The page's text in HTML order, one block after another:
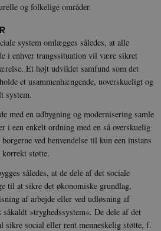
og folkelige områder.
system omlægges således, at alle
i enhver trangssituation vil være sikret
Et højt udviklet samfund som det
et usammenhængende, uoverskueligt og
system.
med en udbygning og modernisering samle
i een enkelt ordning med en så overskuelig
ved henvendelse til kun een instans
støtte.
således, at de dele af det sociale
til at sikre det økonomiske grundlag,
af arbejde eller ved udløsning af
»tryghedssystem«. De dele af det
sikre social eller rent menneskelig støtte, f.